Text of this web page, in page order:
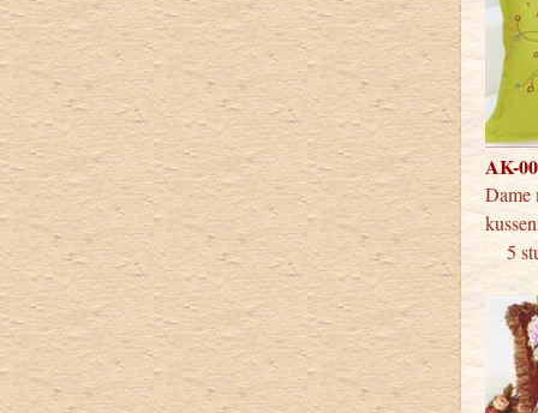
AK-
Dame
5